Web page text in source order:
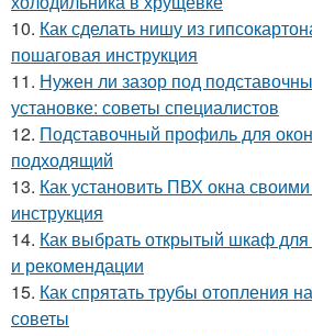
10. Как сделать нишу из
пошаговая инструкция
11. Нужен ли зазор под
установке: советы специалистов
12. Подставочный профиль для
подходящий
13. Как установить ПВХ окна
инструкция
14. Как выбрать открытый шкаф для
и рекомендации
15. Как спрятать трубы отопления
советы